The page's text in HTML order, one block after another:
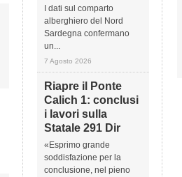
I dati sul comparto
alberghiero del Nord
Sardegna confermano
un...
7 Agosto 2026
Riapre il Ponte
Calich 1: conclusi
i lavori sulla
Statale 291 Dir
«Esprimo grande
soddisfazione per la
conclusione, nel pieno